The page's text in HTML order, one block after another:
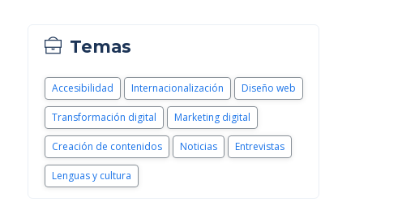
Temas
Accesibilidad Internacionalización Diseño web
Transformación digital Marketing digital
Creación de contenidos Noticias Entrevistas
Lenguas y cultura